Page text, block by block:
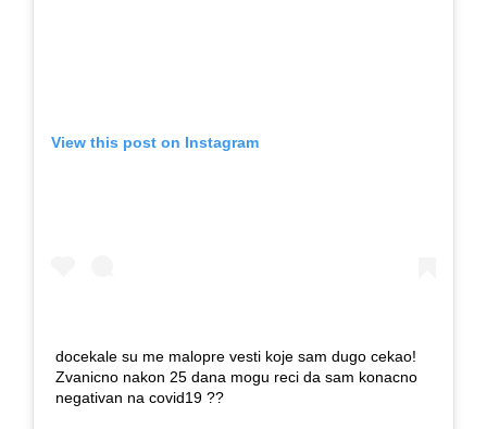
View this post on Instagram
docekale su me malopre vesti koje sam dugo cekao!
Zvanicno nakon 25 dana mogu reci da sam konacno
negativan na covid19 ??